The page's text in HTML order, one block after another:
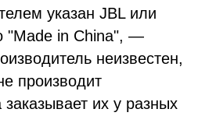
указан JBL или
"Made in China", —
неизвестен,
производит
их у разных